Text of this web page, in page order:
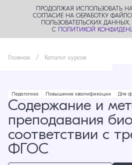
ПРОДОЛЖАЯ ИСПОЛЬЗОВАТЬ
СОГЛАСИЕ НА ОБРАБОТКУ
ПОЛЬЗОВАТЕЛЬСКИХ ДАННЫХ,
С ПОЛИТИКОЙ
Главная Каталог курсов
Педагогика Повышение квалификации Для
Содержание и
преподавания
соответствии с
ФГОС